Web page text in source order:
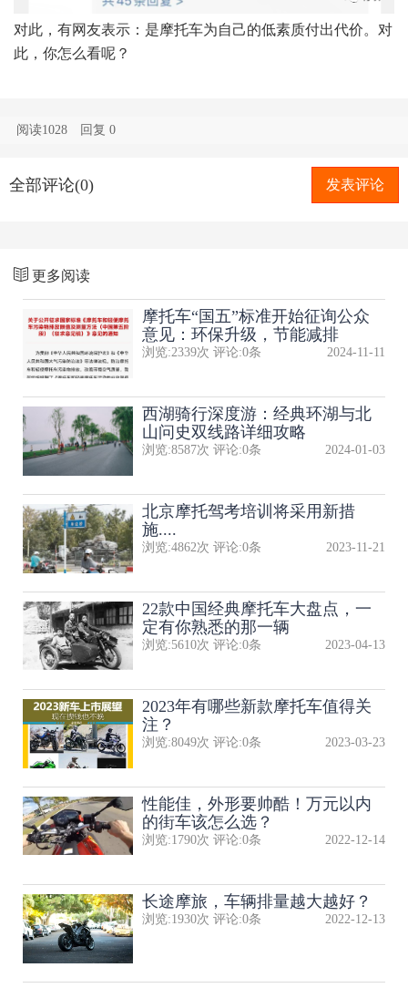
对此，有网友表示：是摩托车为自己的低素质付出代价。对
此，你怎么看呢？
阅读1028 回复0
全部评论(0) 发表评论
更多阅读
摩托车“国五”标准开始征询公众
意见：环保升级，节能减排
浏览:2339次 评论:0条 2024-11-11
西湖骑行深度游：经典环湖与北
山问史双线路详细攻略
浏览:8587次 评论:0条 2024-01-03
北京摩托驾考培训将采用新措
施....
浏览:4862次 评论:0条 2023-11-21
22款中国经典摩托车大盘点，一
定有你熟悉的那一辆
浏览:5610次 评论:0条 2023-04-13
2023年有哪些新款摩托车值得关
注？
浏览:8049次 评论:0条 2023-03-23
性能佳，外形要帅酷！万元以内
的街车该怎么选？
浏览:1790次 评论:0条 2022-12-14
长途摩旅，车辆排量越大越好？
浏览:1930次 评论:0条 2022-12-13